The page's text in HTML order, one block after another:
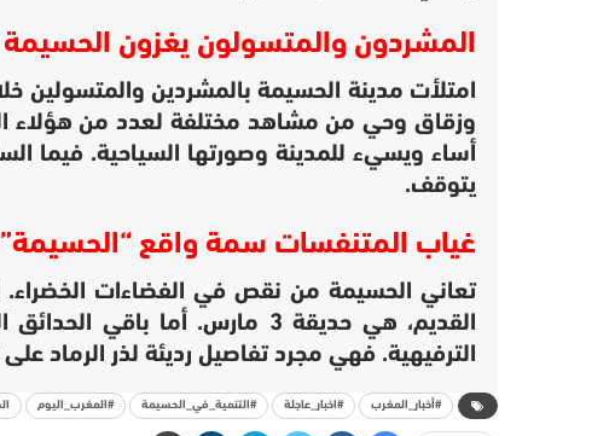
المشردون والمتسولون يغزون الحسيمة
امتلأت مدينة الحسيمة بالمشردين والمتسولين
وزقاق وحي من مشاهد مختلفة لعدد من هؤلاء
أساء ويسيء للمدينة وصورتها السياحية. فيما
يتوقف.
غياب المتنفسات سمة واقع “الحسيمة”
تعاني الحسيمة من نقص في الفضاءات الخضراء.
القديم، هي حديقة 3 مارس. أما
الترفيهية. فهي مجرد تفاصيل رديئة لذر الرماد على
#أخبار_المغرب #اخبار_عاجلة #التنمية_في_الحسيمة #المغرب_اليوم